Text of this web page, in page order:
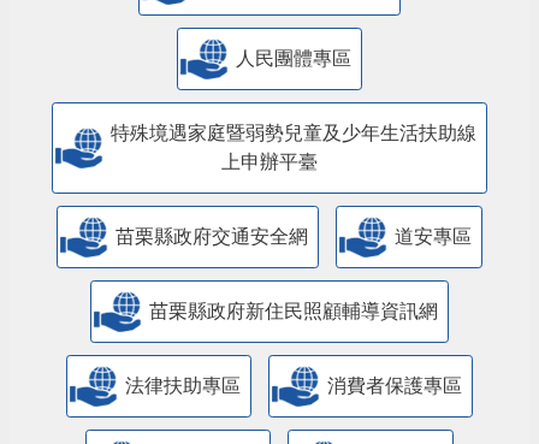
人民團體專區
特殊境遇家庭暨弱勢兒童及少年生活扶助線
上申辦平臺
苗栗縣政府交通安全網 道安專區
苗栗縣政府新住民照顧輔導資訊網
法律扶助專區 消費者保護專區